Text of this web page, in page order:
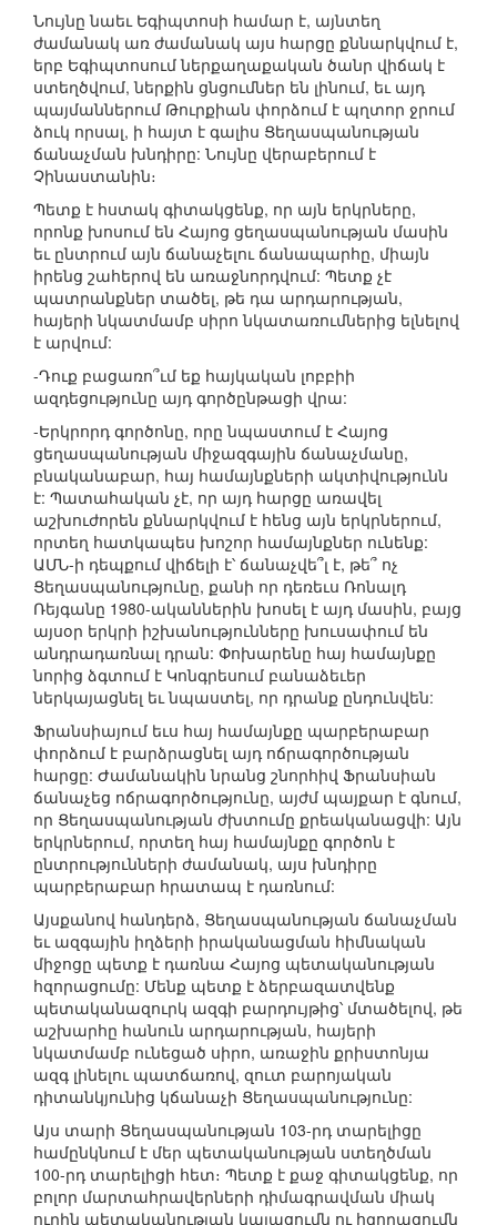
Նույնը նաեւ Եգիպտոսի համար է, այնտեղ
ժամանակ առ ժամանակ այս հարցը քննարկվում է,
երբ Եգիպտոսում ներքաղաքական ծանր վիճակ է
ստեղծվում, ներքին ցնցումներ են լինում, եւ այդ
պայմաններում Թուրքիան փորձում է պղտոր ջրում
ձուկ որսալ, ի հայտ է գալիս Ցեղասպանության
ճանաչման խնդիրը: Նույնը վերաբերում է
Չինաստանին։
Պետք է հստակ գիտակցենք, որ այն երկրները,
որոնք խոսում են Հայոց ցեղասպանության մասին
եւ ընտրում այն ճանաչելու ճանապարհը, միայն
իրենց շահերով են առաջնորդվում: Պետք չէ
պատրանքներ տածել, թե դա արդարության,
հայերի նկատմամբ սիրո նկատառումներից ելնելով
է արվում:
-Դուք բացառո՞ւմ եք հայկական լոբբիի
ազդեցությունը այդ գործընթացի վրա:
-Երկրորդ գործոնը, որը նպաստում է Հայոց
ցեղասպանության միջազգային ճանաչմանը,
բնականաբար, հայ համայնքների ակտիվությունն
է: Պատահական չէ, որ այդ հարցը առավել
աշխուժորեն քննարկվում է հենց այն երկրներում,
որտեղ հատկապես խոշոր համայնքներ ունենք:
ԱՄՆ-ի դեպքում վիճելի է՝ ճանաչվե՞լ է, թե՞ ոչ
Ցեղասպանությունը, քանի որ դեռեւս Ռոնալդ
Ռեյգանը 1980-ականներին խոսել է այդ մասին, բայց
այսօր երկրի իշխանությունները խուսափում են
անդրադառնալ դրան: Փոխարենը հայ համայնքը
նորից ձգտում է Կոնգրեսում բանաձեւեր
ներկայացնել եւ նպաստել, որ դրանք ընդունվեն:
Ֆրանսիայում եւս հայ համայնքը պարբերաբար
փորձում է բարձրացնել այդ ոճրագործության
հարցը: Ժամանակին նրանց շնորհիվ Ֆրանսիան
ճանաչեց ոճրագործությունը, այժմ պայքար է գնում,
որ Ցեղասպանության ժխտումը քրեականացվի: Այն
երկրներում, որտեղ հայ համայնքը գործոն է
ընտրությունների ժամանակ, այս խնդիրը
պարբերաբար հրատապ է դառնում:
Այսքանով հանդերձ, Ցեղասպանության ճանաչման
եւ ազգային իղձերի իրականացման հիմնական
միջոցը պետք է դառնա Հայոց պետականության
հզորացումը: Մենք պետք է ձերբազատվենք
պետականազուրկ ազգի բարդույթից՝ մտածելով, թե
աշխարհը հանուն արդարության, հայերի
նկատմամբ ունեցած սիրո, առաջին քրիստոնյա
ազգ լինելու պատճառով, զուտ բարոյական
դիտանկյունից կճանաչի Ցեղասպանությունը:
Այս տարի Ցեղասպանության 103-րդ տարելիցը
համընկնում է մեր պետականության ստեղծման
100-րդ տարելիցի հետ։ Պետք է քաջ գիտակցենք, որ
բոլոր մարտահրավերների դիմագրավման միակ
ուղին պետականության կայացումն ու հզորացումն